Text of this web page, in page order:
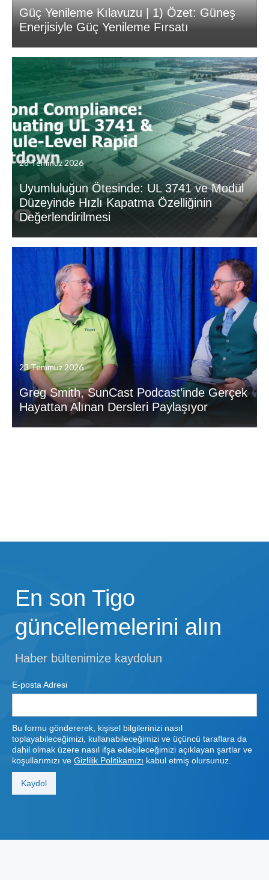
Güç Yenileme Kılavuzu | 1) Özet: Güneş
Enerjisiyle Güç Yenileme Fırsatı
28 Temmuz 2026
Uyumluluğun Ötesinde: UL 3741 ve Modül
Düzeyinde Hızlı Kapatma Özelliğinin
Değerlendirilmesi
23 Temmuz 2026
Greg Smith, SunCast Podcast’inde Gerçek
Hayattan Alınan Dersleri Paylaşıyor
En son Tigo
güncellemelerini alın
Haber bültenimize kaydolun
E-posta Adresi
Bu formu göndererek, kişisel bilgilerinizi nasıl
toplayabileceğimizi, kullanabileceğimizi ve üçüncü taraflara da
dahil olmak üzere nasıl ifşa edebileceğimizi açıklayan şartlar ve
koşullarımızı ve Gizlilik Politikamızı kabul etmiş olursunuz.